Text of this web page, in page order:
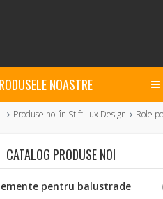
NOASTRE
Produse noi în Stift Lux Design Role
CATALOG PRODUSE NOI
pentru balustrade